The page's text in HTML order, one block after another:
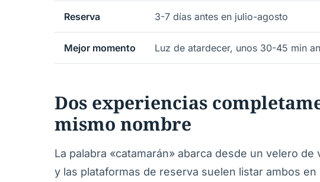
Reserva 3-7 días antes en julio-agosto
Mejor momento Luz de atardecer, unos 30-45 min
Dos experiencias
mismo nombre
La palabra «catamarán» abarca desde un velero
y las plataformas de reserva suelen listar ambos